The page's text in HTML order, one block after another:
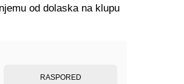
od dolaska na klupu
RASPORED